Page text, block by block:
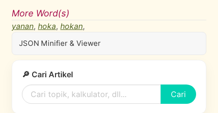
More Word(s)
yanan, hoka, hokan,
JSON Minifier & Viewer
🔎 Cari Artikel
Cari